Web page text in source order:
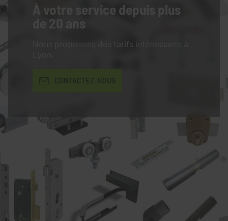
À votre service depuis plus
de 20 ans
Nous proposons des tarifs intéressants à
CONTACTEZ-NOUS